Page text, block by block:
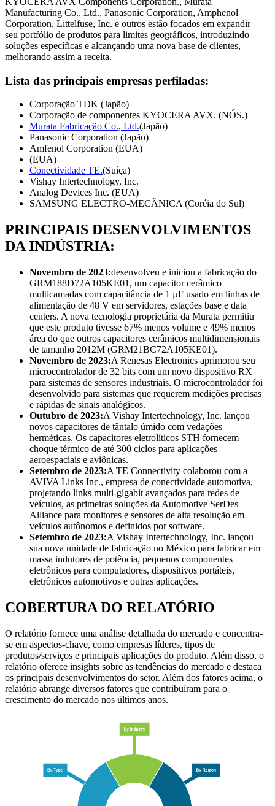
Manufacturing Co., Ltd., Panasonic Corporation, Amphenol
Corporation, Littelfuse, Inc. e outros estão focados em expandir
seu portfólio de produtos para limites geográficos, introduzindo
soluções específicas e alcançando uma nova base de clientes,
melhorando assim a receita.
Lista das principais empresas perfiladas:
Corporação TDK (Japão)
Corporação de componentes KYOCERA AVX. (NÓS.)
Murata Fabricação Co., Ltd.(Japão)
Panasonic Corporation (Japão)
Amfenol Corporation (EUA)
(EUA)
Conectividade TE.(Suíça)
Vishay Intertechnology, Inc.
Analog Devices Inc. (EUA)
SAMSUNG ELECTRO-MECÂNICA (Coréia do Sul)
PRINCIPAIS DESENVOLVIMENTOS
DA INDÚSTRIA:
Novembro de 2023:desenvolveu e iniciou a fabricação do
GRM188D72A105KE01, um capacitor cerâmico
multicamadas com capacitância de 1 µF usado em linhas de
alimentação de 48 V em servidores, estações base e data
centers. A nova tecnologia proprietária da Murata permitiu
que este produto tivesse 67% menos volume e 49% menos
área do que outros capacitores cerâmicos multidimensionais
de tamanho 2012M (GRM21BC72A105KE01).
Novembro de 2023:A Renesas Electronics aprimorou seu
microcontrolador de 32 bits com um novo dispositivo RX
para sistemas de sensores industriais. O microcontrolador foi
desenvolvido para sistemas que requerem medições precisas
e rápidas de sinais analógicos.
Outubro de 2023:A Vishay Intertechnology, Inc. lançou
novos capacitores de tântalo úmido com vedações
herméticas. Os capacitores eletrolíticos STH fornecem
choque térmico de até 300 ciclos para aplicações
aeroespaciais e aviônicas.
Setembro de 2023:A TE Connectivity colaborou com a
AVIVA Links Inc., empresa de conectividade automotiva,
projetando links multi-gigabit avançados para redes de
veículos, as primeiras soluções da Automotive SerDes
Alliance para monitores e sensores de alta resolução em
veículos autônomos e definidos por software.
Setembro de 2023:A Vishay Intertechnology, Inc. lançou
sua nova unidade de fabricação no México para fabricar em
massa indutores de potência, pequenos componentes
eletrônicos para computadores, dispositivos portáteis,
eletrônicos automotivos e outras aplicações.
COBERTURA DO RELATÓRIO
O relatório fornece uma análise detalhada do mercado e concentra-
se em aspectos-chave, como empresas líderes, tipos de
produtos/serviços e principais aplicações do produto. Além disso, o
relatório oferece insights sobre as tendências do mercado e destaca
os principais desenvolvimentos do setor. Além dos fatores acima, o
relatório abrange diversos fatores que contribuíram para o
crescimento do mercado nos últimos anos.